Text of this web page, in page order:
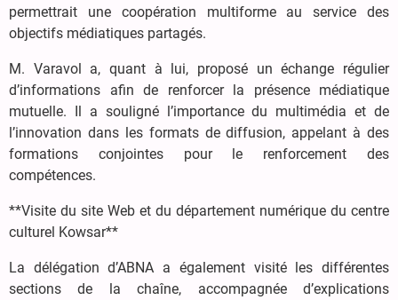
permettrait une coopération multiforme au service des
objectifs médiatiques partagés.
M. Varavol a, quant à lui, proposé un échange régulier
d’informations afin de renforcer la présence médiatique
mutuelle. Il a souligné l’importance du multimédia et de
l’innovation dans les formats de diffusion, appelant à des
formations conjointes pour le renforcement des
compétences.
**Visite du site Web et du département numérique du centre
culturel Kowsar**
La délégation d’ABNA a également visité les différentes
sections de la chaîne, accompagnée d’explications